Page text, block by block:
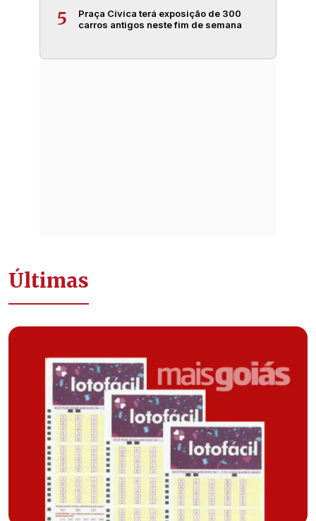
5
Praça Cívica terá exposição de 300
carros antigos neste fim de semana
Últimas